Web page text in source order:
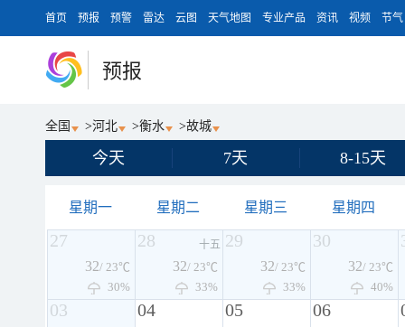
首页 预报 预警 雷达 云图 天气地图 专业产品 资讯 视频 节气
预报
全国 >河北 >衡水 >故城
今天 7天 8-15天
星期一 星期二 星期三 星期四
27
32/ 23℃
30%
28 十五
32/ 23℃
33%
29
32/ 23℃
33%
30
32/ 23℃
40%
03 04 05 06